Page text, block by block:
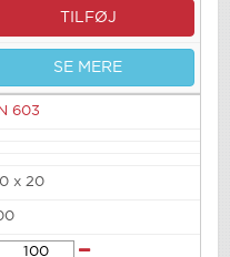
TILFØJ
SE MERE
603
x 20